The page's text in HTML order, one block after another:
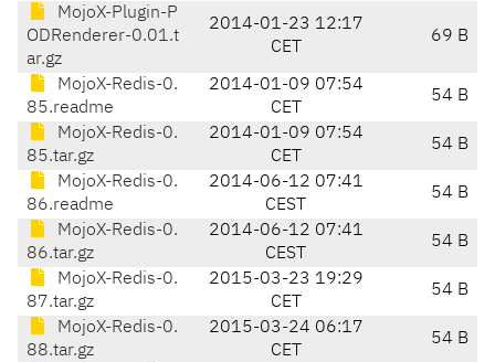
MojoX-Plugin-P
ODRenderer-0.01.t
ar.gz
2014-01-23 12:17
CET
69 B
MojoX-Redis-0.
85.readme
2014-01-09 07:54
CET
54 B
MojoX-Redis-0.
85.tar.gz
2014-01-09 07:54
CET
54 B
MojoX-Redis-0.
86.readme
2014-06-12 07:41
CEST
54 B
MojoX-Redis-0.
86.tar.gz
2014-06-12 07:41
CEST
54 B
MojoX-Redis-0.
87.tar.gz
2015-03-23 19:29
CET
54 B
MojoX-Redis-0.
88.tar.gz
2015-03-24 06:17
CET
54 B